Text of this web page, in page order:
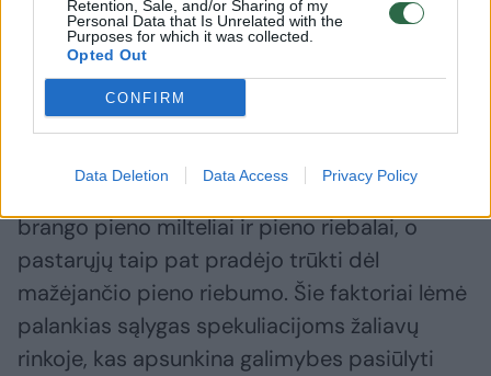
Retention, Sale, and/or Sharing of my
Personal Data that Is Unrelated with the
Purposes for which it was collected.
Opted Out
CONFIRM
Data Deletion Data Access Privacy Policy
Jis primena, kad pieno sektoriuje kainų
augimas įsismarkavo mažėjant pieno
primilžiams Vokietijoje, Švedijoje, Suomijoje,
Airijoje, Nyderlanduose bei kai kuriose kitose
Europos šalyse ir dėl to išaugus pieno
brango pieno milteliai ir pieno riebalai, o
pastarųjų taip pat pradėjo trūkti dėl
mažėjančio pieno riebumo. Šie faktoriai lėmė
palankias sąlygas spekuliacijoms žaliavų
rinkoje, kas apsunkina galimybes pasiūlyti